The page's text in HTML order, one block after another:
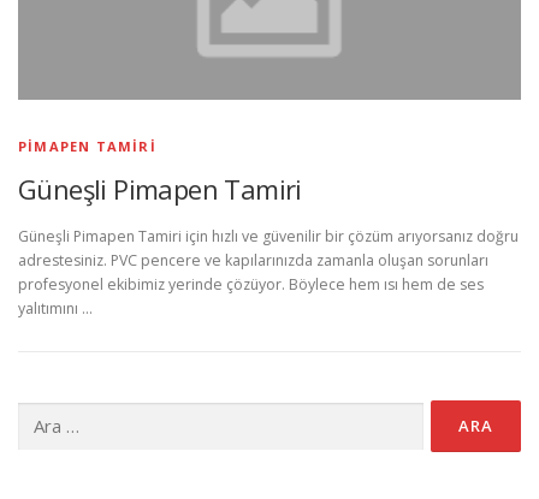
PIMAPEN TAMIRI
Güneşli Pimapen Tamiri
Güneşli Pimapen Tamiri için hızlı ve güvenilir bir çözüm arıyorsanız doğru
adrestesiniz. PVC pencere ve kapılarınızda zamanla oluşan sorunları
profesyonel ekibimiz yerinde çözüyor. Böylece hem ısı hem de ses
yalıtımını …